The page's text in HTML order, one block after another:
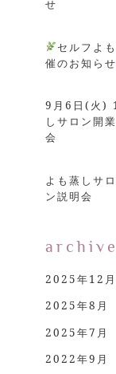
せ
セルフよ
催のお知らせ
9月6日(火)
しサロン開
会
よも蒸しサ
ン説明会
2025年12月
2025年8月
2025年7月
2022年9月